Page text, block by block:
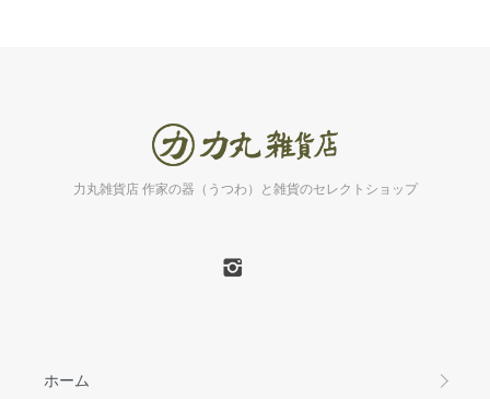
力丸雑貨店 作家の器（うつわ）と雑貨のセレクトショップ
ホーム